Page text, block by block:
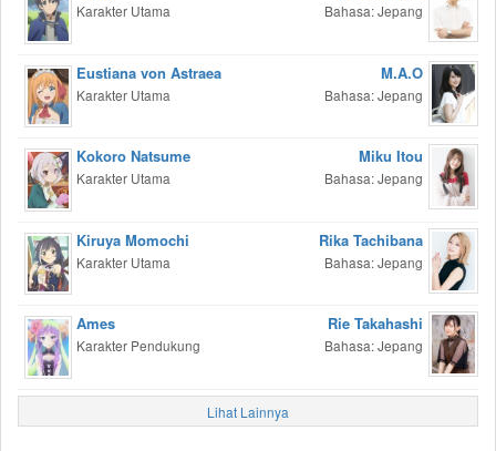
Karakter Utama Bahasa: Jepang
Eustiana von Astraea
Karakter Utama
M.A.O
Bahasa: Jepang
Kokoro Natsume
Karakter Utama
Miku Itou
Bahasa: Jepang
Kiruya Momochi
Karakter Utama
Rika Tachibana
Bahasa: Jepang
Ames
Karakter Pendukung
Rie Takahashi
Bahasa: Jepang
Lihat Lainnya